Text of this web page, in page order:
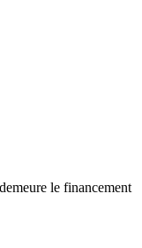
le financement